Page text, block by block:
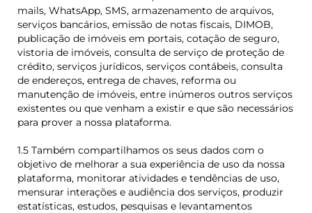
mails, WhatsApp, SMS, armazenamento de arquivos,
serviços bancários, emissão de notas fiscais, DIMOB,
publicação de imóveis em portais, cotação de seguro,
vistoria de imóveis, consulta de serviço de proteção de
crédito, serviços jurídicos, serviços contábeis, consulta
de endereços, entrega de chaves, reforma ou
manutenção de imóveis, entre inúmeros outros serviços
existentes ou que venham a existir e que são necessários
para prover a nossa plataforma.
1.5 Também compartilhamos os seus dados com o
objetivo de melhorar a sua experiência de uso da nossa
plataforma, monitorar atividades e tendências de uso,
mensurar interações e audiência dos serviços, produzir
estatísticas, estudos, pesquisas e levantamentos